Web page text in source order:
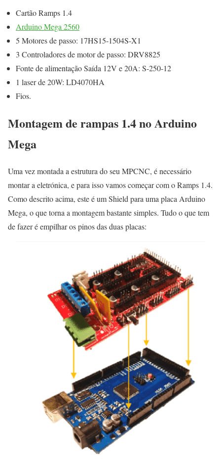
Cartão Ramps 1.4
Arduino Mega 2560
5 Motores de passo: 17HS15-1504S-X1
3 Controladores de motor de passo: DRV8825
Fonte de alimentação Saída 12V e 20A: S-250-12
1 laser de 20W: LD4070HA
Fios.
Montagem de rampas 1.4 no Arduino
Mega
Uma vez montada a estrutura do seu MPCNC, é necessário
montar a eletrónica, e para isso vamos começar com o Ramps 1.4.
Como descrito acima, este é um Shield para uma placa Arduino
Mega, o que torna a montagem bastante simples. Tudo o que tem
de fazer é empilhar os pinos das duas placas: